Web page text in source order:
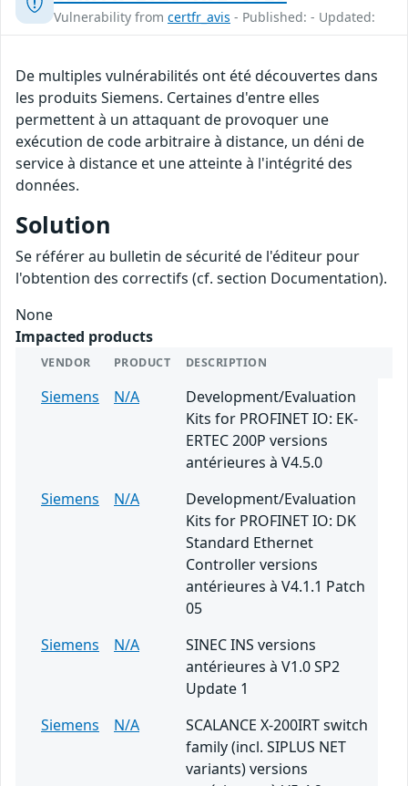
Vulnerability from certfr_avis - Published: - Updated:
De multiples vulnérabilités ont été découvertes dans
les produits Siemens. Certaines d'entre elles
permettent à un attaquant de provoquer une
exécution de code arbitraire à distance, un déni de
service à distance et une atteinte à l'intégrité des
données.
Solution
Se référer au bulletin de sécurité de l'éditeur pour
l'obtention des correctifs (cf. section Documentation).
None
Impacted products
VENDOR PRODUCT DESCRIPTION
Siemens N/A
Development/Evaluation
Kits for PROFINET IO: EK-
ERTEC 200P versions
antérieures à V4.5.0
Siemens
N/A
Development/Evaluation
Kits for PROFINET IO: DK
Standard Ethernet
Controller versions
antérieures à V4.1.1 Patch
05
Siemens
N/A
SINEC INS versions
antérieures à V1.0 SP2
Update 1
Siemens
N/A
SCALANCE X-200IRT switch
family (incl. SIPLUS NET
variants) versions